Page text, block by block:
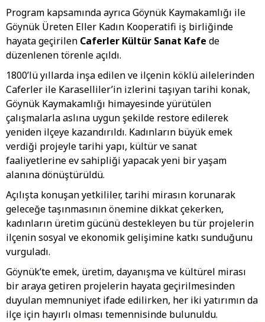
Program kapsamında ayrıca Göynük Kaymakamlığı ile
Göynük Üreten Eller Kadın Kooperatifi iş birliğinde
hayata geçirilen Caferler Kültür Sanat Kafe de
düzenlenen törenle açıldı.
1800’lü yıllarda inşa edilen ve ilçenin köklü ailelerinden
Caferler ile Karaselliler’in izlerini taşıyan tarihi konak,
Göynük Kaymakamlığı himayesinde yürütülen
çalışmalarla aslına uygun şekilde restore edilerek
yeniden ilçeye kazandırıldı. Kadınların büyük emek
verdiği projeyle tarihi yapı, kültür ve sanat
faaliyetlerine ev sahipliği yapacak yeni bir yaşam
alanına dönüştürüldü.
Açılışta konuşan yetkililer, tarihi mirasın korunarak
geleceğe taşınmasının önemine dikkat çekerken,
kadınların üretim gücünü destekleyen bu tür projelerin
ilçenin sosyal ve ekonomik gelişimine katkı sunduğunu
vurguladı.
Göynük’te emek, üretim, dayanışma ve kültürel mirası
bir araya getiren projelerin hayata geçirilmesinden
duyulan memnuniyet ifade edilirken, her iki yatırımın da
ilçe için hayırlı olması temennisinde bulunuldu.